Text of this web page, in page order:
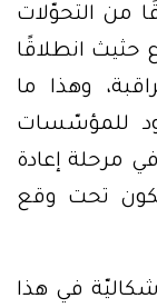
من التحوّلات
حثيث انطلاقًا
وهذا ما
للمؤسّسات
مرحلة إعادة
تحت وقع
في هذا